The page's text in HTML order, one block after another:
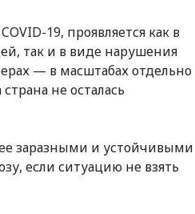
19, проявляется как в
так и в виде нарушения
— в масштабах отдельно
не осталась
заразными и устойчивыми
если ситуацию не взять